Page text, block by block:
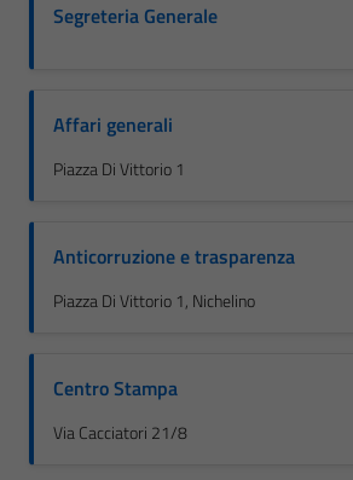
Segreteria Generale
Affari generali
Piazza Di Vittorio 1
Anticorruzione e trasparenza
Piazza Di Vittorio 1, Nichelino
Centro Stampa
Via Cacciatori 21/8